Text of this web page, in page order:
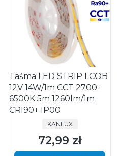
Taśma LED STRIP LCOB
12V 14W/1m CCT 2700-
6500K 5m 1260lm/1m
CRI90+ IP00
PRODUCENT
KANLUX
Cena
72,99 zł